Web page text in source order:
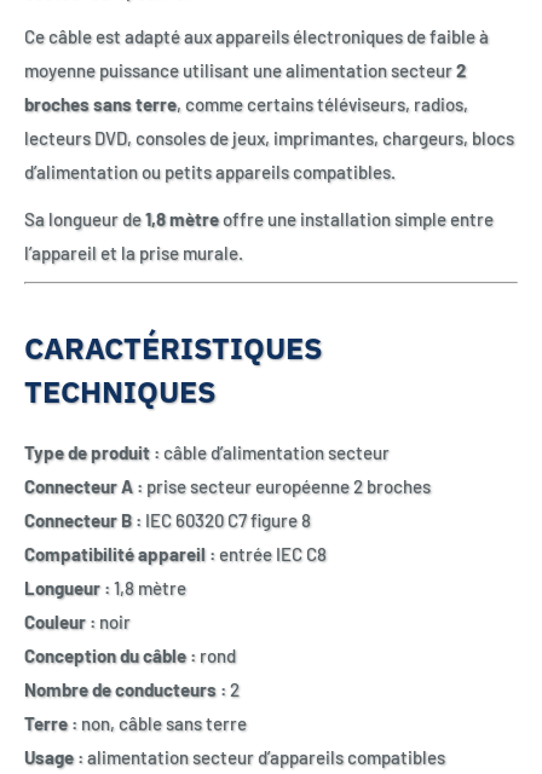
Ce câble est adapté aux appareils électroniques de faible à
moyenne puissance utilisant une alimentation secteur2
broches sans terre, comme certains téléviseurs, radios,
lecteurs DVD, consoles de jeux, imprimantes, chargeurs, blocs
d’alimentation ou petits appareils compatibles.
Sa longueur de1,8 mètreoffre une installation simple entre
l’appareil et la prise murale.
CARACTÉRISTIQUES
TECHNIQUES
Type de produit :câble d’alimentation secteur
Connecteur A : prise secteur européenne 2 broches
Connecteur B : IEC 60320 C7 figure 8
Compatibilité appareil :entrée IEC C8
Longueur :1,8 mètre
Couleur : noir
Conception du câble : rond
Nombre de conducteurs :2
Terre : non, câble sans terre
Usage :alimentation secteur d’appareils compatibles